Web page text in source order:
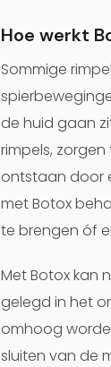
Hoe werkt
Sommige
de huid gaan
rimpels,
ontstaan door
met Botox
te brengen óf
Met Botox kan
gelegd in het
omhoog
sluiten van de